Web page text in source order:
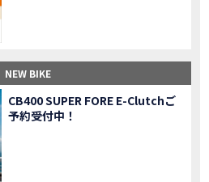
耐久レース参戦！レースだけじゃないサーキットの楽しみ方|Honda supercub
はこれ！ガラスコーティングもしちゃいました|Honda X-ADV
店舗にて新春キャンペーンを開催
ADV契約しました！新型のどこが凄いかチェックしてきた！
子ツーリングin鳥羽・伊勢 【Honda Dream 松阪】
Edition/HELLP KITTY在庫車あります！
三重県の新スポットを巡る女子ツーリング|Honda CBR1000RRR Rebel1100 500 250
NEW BIKE
CB400 SUPER FORE E-Clutchご
予約受付中！